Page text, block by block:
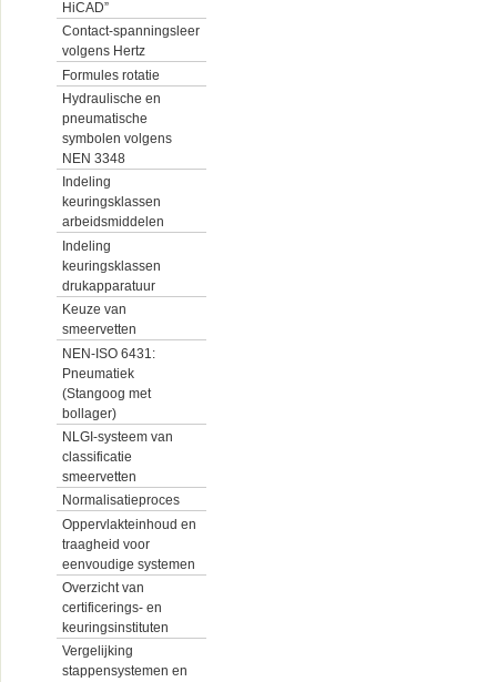
HiCAD”
Contact-spanningsleer
volgens Hertz
Formules rotatie
Hydraulische en
pneumatische
symbolen volgens
NEN 3348
Indeling
keuringsklassen
arbeidsmiddelen
Indeling
keuringsklassen
drukapparatuur
Keuze van
smeervetten
NEN-ISO 6431:
Pneumatiek
(Stangoog met
bollager)
NLGI-systeem van
classificatie
smeervetten
Normalisatieproces
Oppervlakteinhoud en
traagheid voor
eenvoudige systemen
Overzicht van
certificerings- en
keuringsinstituten
Vergelijking
stappensystemen en